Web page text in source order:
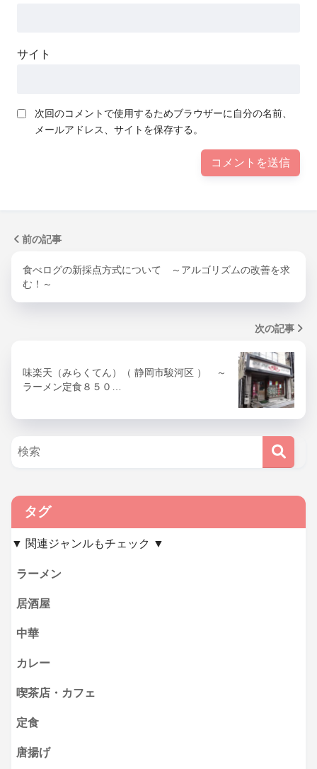
サイト
次回のコメントで使用するためブラウザーに自分の名前、
メールアドレス、サイトを保存する。
前の記事
食べログの新採点方式について ～アルゴリズムの改善を求
む！～
次の記事
味楽天（みらくてん）（ 静岡市駿河区 ） ～
ラーメン定食８５０…
タグ
▼ 関連ジャンルもチェック ▼
ラーメン
居酒屋
中華
カレー
喫茶店・カフェ
定食
唐揚げ